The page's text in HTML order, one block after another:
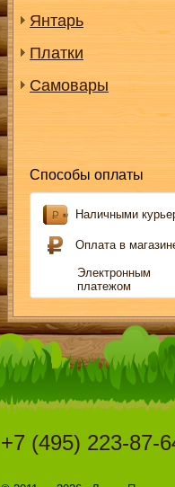
Янтарь
Платки
Самовары
Способы оплаты
Наличными
Оплата в
Электронным
платежом
+7 (495) 223-87-